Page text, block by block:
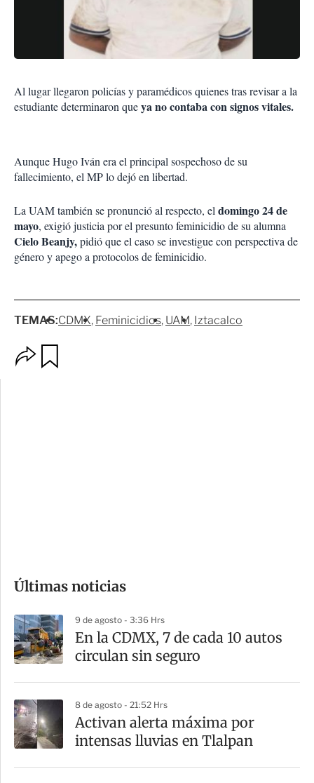
Al lugar llegaron policías y paramédicos quienes tras revisar a la
estudiante determinaron queya no contaba con signos vitales.
Aunque Hugo Iván era el principal sospechoso de su
fallecimiento, el MP lo dejó en libertad.
La UAM también se pronunció al respecto, el domingo 24 de
mayo, exigió justicia por el presunto feminicidio de su alumna
Cielo Beanjy,pidió que el caso se investigue con perspectiva de
género y apego a protocolos de feminicidio.
TEMAS:CDMX Feminicidios UAM Iztacalco
p
m
a
r
t
i
r
Últimas noticias
9 de agosto - 3:36 Hrs
En la CDMX, 7 de cada 10 autos
circulan sin seguro
8 de agosto - 21:52 Hrs
Activan alerta máxima por
intensas lluvias en Tlalpan